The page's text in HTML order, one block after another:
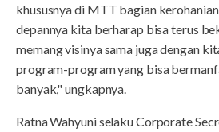
khususnya di MTT bagian
depannya kita berharap bisa terus
memang visinya sama juga dengan
program-program yang bisa
banyak," ungkapnya.
Ratna Wahyuni selaku Corporate